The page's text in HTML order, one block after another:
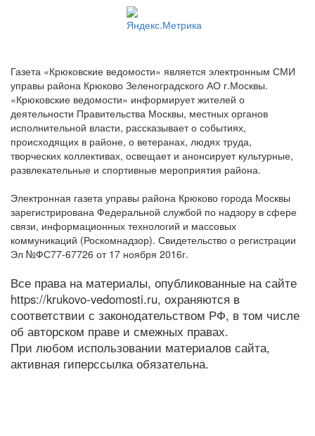
Газета «Крюковские ведомости» является электронным СМИ
управы района Крюково Зеленоградского АО г.Москвы.
«Крюковские ведомости» информирует жителей о
деятельности Правительства Москвы, местных органов
исполнительной власти, рассказывает о событиях,
происходящих в районе, о ветеранах, людях труда,
творческих коллективах, освещает и анонсирует культурные,
развлекательные и спортивные мероприятия района.
Электронная газета управы района Крюково города Москвы
зарегистрирована Федеральной службой по надзору в сфере
связи, информационных технологий и массовых
коммуникаций (Роскомнадзор). Свидетельство о регистрации
Эл №ФС77-67726 от 17 ноября 2016г.
Все права на материалы, опубликованные на сайте
https://krukovo-vedomosti.ru, охраняются в
соответствии с законодательством РФ, в том числе
об авторском праве и смежных правах.
При любом использовании материалов сайта,
активная гиперссылка обязательна.